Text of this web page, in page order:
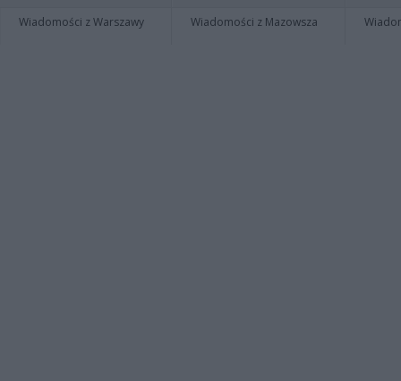
Wiadomości z Warszawy Wiadomości z Mazowsza